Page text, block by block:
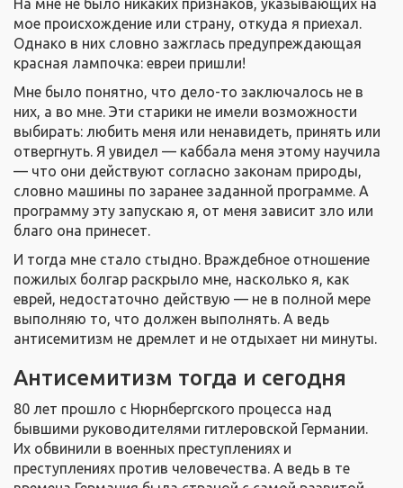
На мне не было никаких признаков, указывающих на
мое происхождение или страну, откуда я приехал.
Однако в них словно зажглась предупреждающая
красная лампочка: евреи пришли!
Мне было понятно, что дело-то заключалось не в
них, а во мне. Эти старики не имели возможности
выбирать: любить меня или ненавидеть, принять или
отвергнуть. Я увидел — каббала меня этому научила
— что они действуют согласно законам природы,
словно машины по заранее заданной программе. А
программу эту запускаю я, от меня зависит зло или
благо она принесет.
И тогда мне стало стыдно. Враждебное отношение
пожилых болгар раскрыло мне, насколько я, как
еврей, недостаточно действую — не в полной мере
выполняю то, что должен выполнять. А ведь
антисемитизм не дремлет и не отдыхает ни минуты.
Антисемитизм тогда и сегодня
80 лет прошло с Нюрнбергского процесса над
бывшими руководителями гитлеровской Германии.
Их обвинили в военных преступлениях и
преступлениях против человечества. А ведь в те